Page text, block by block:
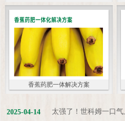
香蕉药肥一体解决方案
太强了！世科姆一口气
2025-04-14